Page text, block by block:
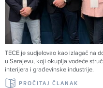
TECE je sudjelovao kao izlagač na
u Sarajevu, koji okuplja vodeće
interijera i građevinske industrije.
PROČITAJ ČLANAK